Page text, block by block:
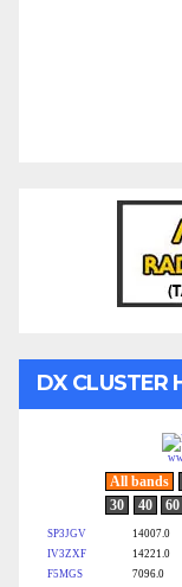
DX CLUSTER